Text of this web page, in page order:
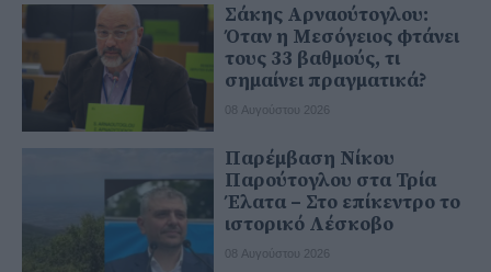
Σάκης Αρναούτογλου:
Όταν η Μεσόγειος φτάνει
τους 33 βαθμούς, τι
σημαίνει πραγματικά?
08 Αυγούστου 2026
Παρέμβαση Νίκου
Παρούτογλου στα Τρία
Έλατα – Στο επίκεντρο το
ιστορικό Λέσκοβο
08 Αυγούστου 2026